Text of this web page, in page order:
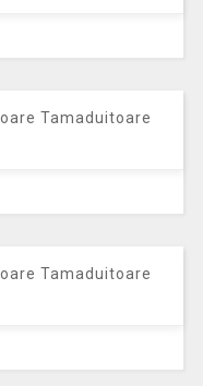
Tamaduitoare
Tamaduitoare